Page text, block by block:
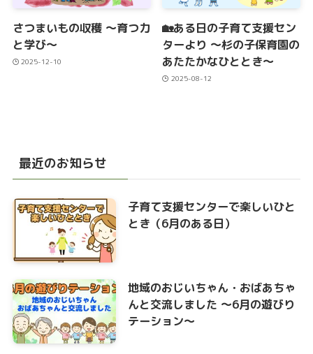
さつまいもの収穫 ～育つ力
と学び～
2025-12-10
🏡ある日の子育て支援セン
ターより ～杉の子保育園の
あたたかなひととき～
2025-08-12
最近のお知らせ
子育て支援センターで楽しいひと
とき（6月のある日）
地域のおじいちゃん・おばあちゃ
んと交流しました ～6月の遊びり
テーション～